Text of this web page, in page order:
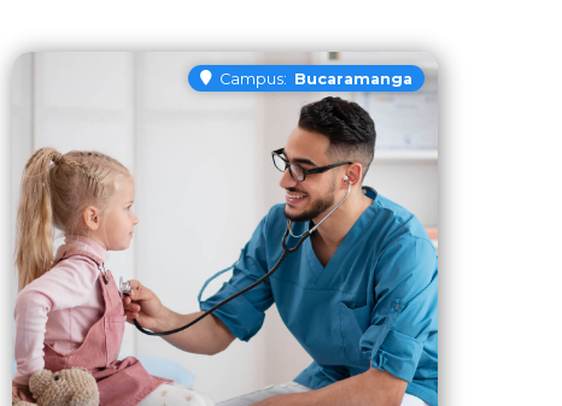
Campus: Bucaramanga